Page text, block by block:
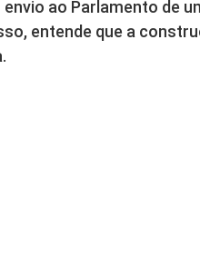
ao Parlamento de
entende que a